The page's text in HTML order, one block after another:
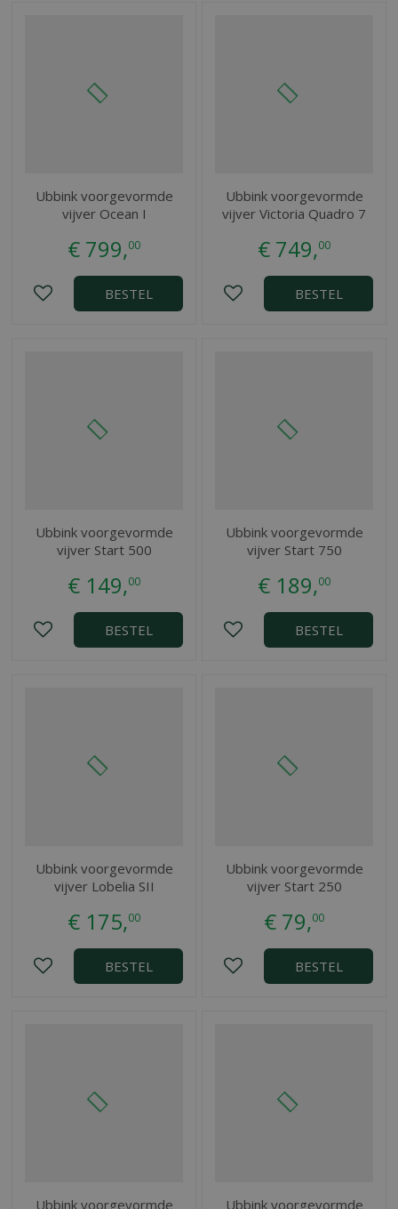
Ubbink voorgevormde
vijver Ocean I
€ 799,00
BESTEL
Ubbink voorgevormde
vijver Victoria Quadro 7
€ 749,00
BESTEL
Ubbink voorgevormde
vijver Start 500
€ 149,00
BESTEL
Ubbink voorgevormde
vijver Start 750
€ 189,00
BESTEL
Ubbink voorgevormde
vijver Lobelia SII
€ 175,00
BESTEL
Ubbink voorgevormde
vijver Start 250
€ 79,00
BESTEL
Ubbink voorgevormde Ubbink voorgevormde